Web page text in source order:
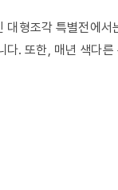
형조각 특별전에서
. 또한, 매년 색다